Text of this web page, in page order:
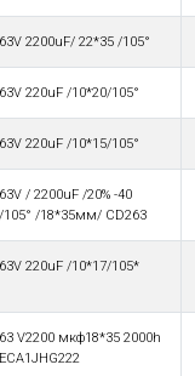
63V 2200uF/ 22*35 /105°
63V 220uF /10*20/105°
63V 220uF /10*15/105°
63V / 2200uF /20% -40
/105° /18*35мм/ CD263
63V 220uF /10*17/105*
63 V2200 мкф18*35 2000h
ECA1JHG222